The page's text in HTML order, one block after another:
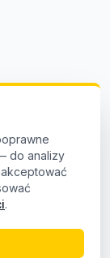
do analizy
.